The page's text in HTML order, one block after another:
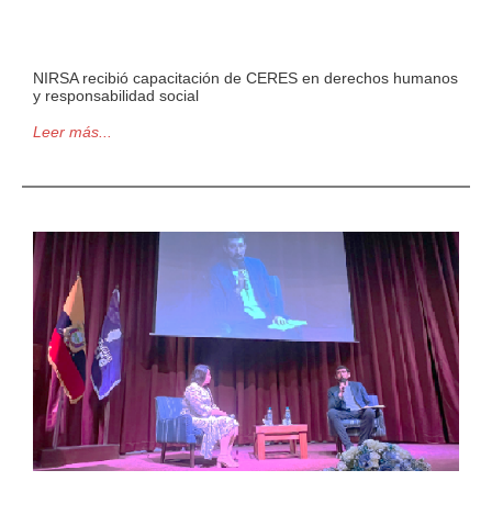
NIRSA recibió capacitación de CERES en derechos humanos
y responsabilidad social
Leer más...